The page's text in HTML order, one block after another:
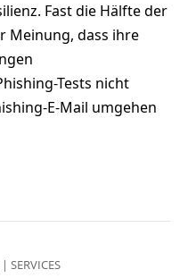
Fast die Hälfte der
Meinung, dass ihre
Tests nicht
E-Mail umgehen
| SERVICES